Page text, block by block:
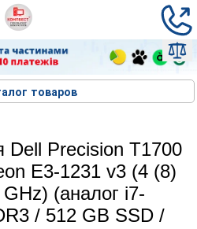
товаров
Dell Precision T1700
E3-1231 v3 (4 (8)
(аналог i7-
/ 512 GB SSD /